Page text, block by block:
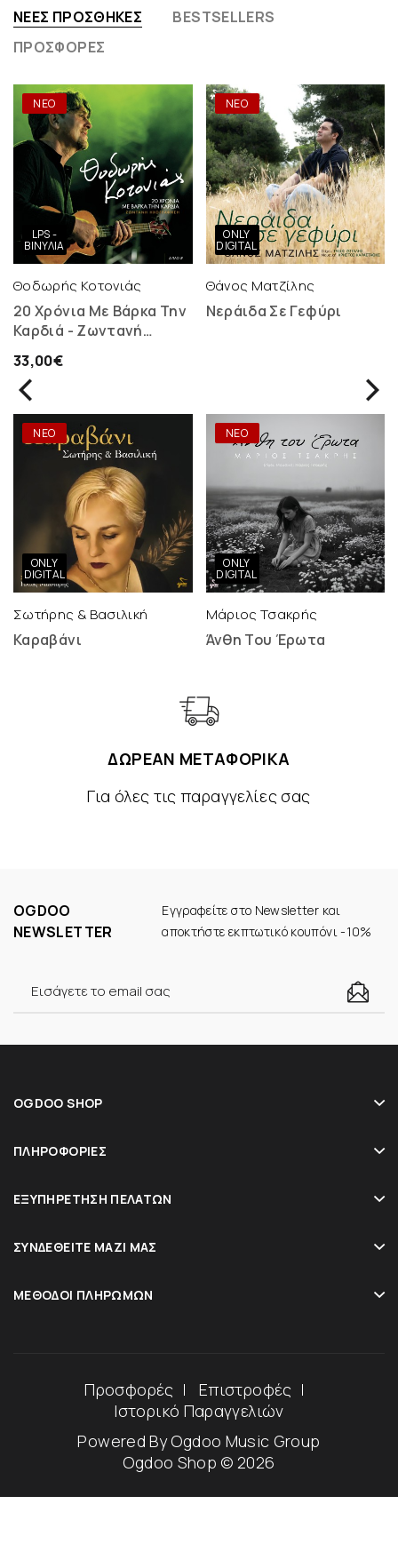
ΝΈΕΣ ΠΡΟΣΘΉΚΕΣ
BESTSELLERS
ΠΡΟΣΦΟΡΈΣ
ΝΕΟ
LPS -
ΒΙΝΎΛΙΑ
Θοδωρής Κοτονιάς
20 Χρόνια Με Βάρκα Την
Καρδιά - Ζωντανή
33,00€
ΝΕΟ
ONLY
DIGITAL
Σωτήρης & Βασιλική
Καραβάνι
ΝΕΟ
ONLY
DIGITAL
Θάνος Ματζίλης
Νεράιδα Σε Γεφύρι
ΝΕΟ
ONLY
DIGITAL
Μάριος Τσακρής
Άνθη Του Έρωτα
ΔΩΡΕΑΝ ΜΕΤΑΦΟΡΙΚΑ
Για όλες τις παραγγελίες σας
OGDOO
NEWSLETTER
Εγγραφείτε στο Newsletter και
αποκτήστε εκπτωτικό κουπόνι -10%
OGDOO SHOP
ΠΛΗΡΟΦΟΡΊΕΣ
ΕΞΥΠΗΡΈΤΗΣΗ ΠΕΛΑΤΏΝ
ΣΥΝΔΕΘΕΊΤΕ ΜΑΖΊ ΜΑΣ
ΜΈΘΟΔΟΙ ΠΛΗΡΩΜΏΝ
Προσφορές
Επιστροφές
Ιστορικό Παραγγελιών
Powered ByOgdoo Music Group
Ogdoo Shop © 2026